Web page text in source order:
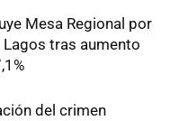
Mesa Regional por
tras aumento
del crimen